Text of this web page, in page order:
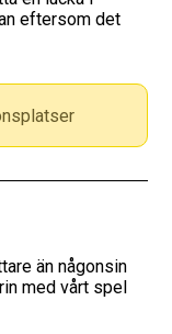
eftersom det
än någonsin
med vårt spel